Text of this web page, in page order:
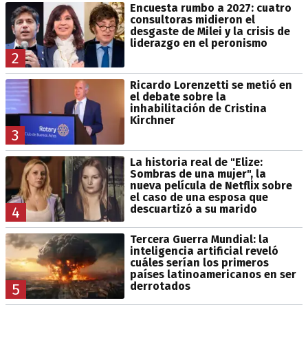
2
Encuesta rumbo a 2027: cuatro
consultoras midieron el
desgaste de Milei y la crisis de
liderazgo en el peronismo
3
Ricardo Lorenzetti se metió en
el debate sobre la
inhabilitación de Cristina
Kirchner
4
La historia real de "Elize:
Sombras de una mujer", la
nueva película de Netflix sobre
el caso de una esposa que
descuartizó a su marido
5
Tercera Guerra Mundial: la
inteligencia artificial reveló
cuáles serían los primeros
países latinoamericanos en ser
derrotados